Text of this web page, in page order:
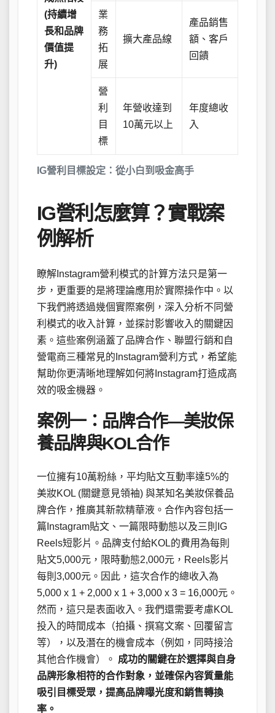
IG營利目標設定：從小白到吸金高手
(持續增
長和品牌
價值提
升)
業
務
拓
展
擴大產品線
產品銷售
額、客戶
回饋
營
利
目
標
年營收達到
10萬元以上
年度總收
入
IG營利怎麼算？實戰案
例解析
瞭解Instagram營利模式的計算方法只是第一
步，更重要的是將理論應用於實際操作中。以
下我們將透過幾個實際案例，深入分析不同營
利模式的收入計算，並探討影響收入的關鍵因
素。這些案例涵蓋了品牌合作、聯盟行銷和自
營電商三種常見的Instagram營利方式，希望能
幫助你更清晰地理解如何將Instagram打造成高
效的吸金機器。
案例一：品牌合作—美妝保
養品牌與KOL合作
一位擁有10萬粉絲，平均貼文互動率達5%的
美妝KOL (關鍵意見領袖) 與某知名美妝保養品
牌合作，推廣其新款精華液。合作內容包括一
篇Instagram貼文、一篇限時動態以及三則IG
Reels短影片。品牌支付給KOL的費用為每則
貼文5,000元，限時動態2,000元，Reels影片
每則3,000元。因此，這次合作的總收入為
5,000 x 1 + 2,000 x 1 + 3,000 x 3 = 16,000元。
然而，這只是表面收入。我們還需要考慮KOL
投入的時間成本（拍攝、撰寫文案、回覆留言
等），以及潛在的機會成本（例如，同時接洽
其他合作機會）。 成功的關鍵在於選擇與自身
品牌形象相符的合作對象，並確保內容質量能
吸引目標受眾，提高品牌曝光度和銷售轉換
率。